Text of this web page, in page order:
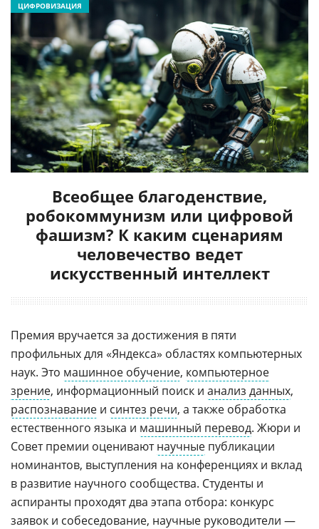
Всеобщее благоденствие,
робокоммунизм или цифровой
фашизм? К каким сценариям
человечество ведет
искусственный интеллект
ЦИФРОВИЗАЦИЯ
Премия вручается за достижения в пяти
профильных для «Яндекса» областях компьютерных
наук. Это машинное обучение, компьютерное
зрение, информационный поиск и анализ данных,
распознавание и синтез речи, а также обработка
естественного языка и машинный перевод. Жюри и
Совет премии оцениваютнаучные публикации
номинантов, выступления на конференциях и вклад
в развитие научного сообщества. Студенты и
аспиранты проходят два этапа отбора: конкурс
заявок и собеседование, научные руководители —